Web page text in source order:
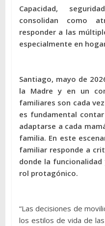
Capacidad,
consolidan como
responder a las
especialmente en
Santiago, mayo de
la Madre y en un
familiares son cada
es fundamental
adaptarse a cada
familia. En este
familiar responde a
donde la
rol protagónico.
“Las decisiones de
los estilos de vida de